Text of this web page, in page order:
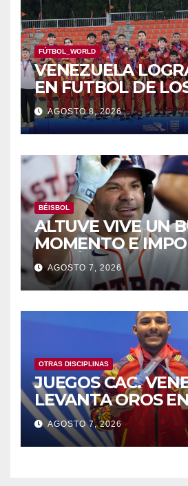
FÚTBOL_WORLD
VENEZUELA
EN FUTBOL DE
CAC
AGOSTO 8, 2026
BÉISBOL
ALTUVE VIVE UN
MOMENTO E
HISTÓRICAS
AGOSTO 7, 2026
OTRAS DISCIPLINAS
JUEGOS CAC.
LEVANTA OROS
HALTEROFILIA Y
AGOSTO 7, 2026